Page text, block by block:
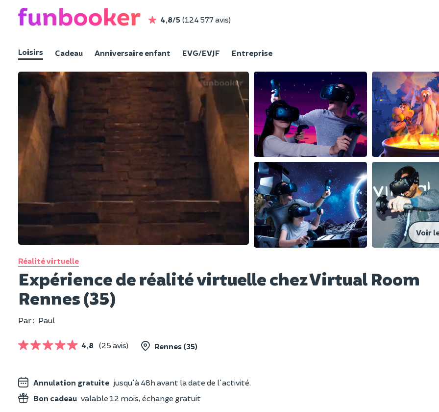
4,8/5 (124 577 avis)
Loisirs Cadeau Anniversaire enfant EVG/EVJF Entreprise
Voir
Réalité virtuelle
Expérience de réalité virtuelle chez Virtual Room
Rennes (35)
Par : Paul
4,8 (25 avis) Rennes (35)
Annulation gratuite jusqu'à 48h avant la date de l'activité.
Bon cadeau valable 12 mois, échange gratuit